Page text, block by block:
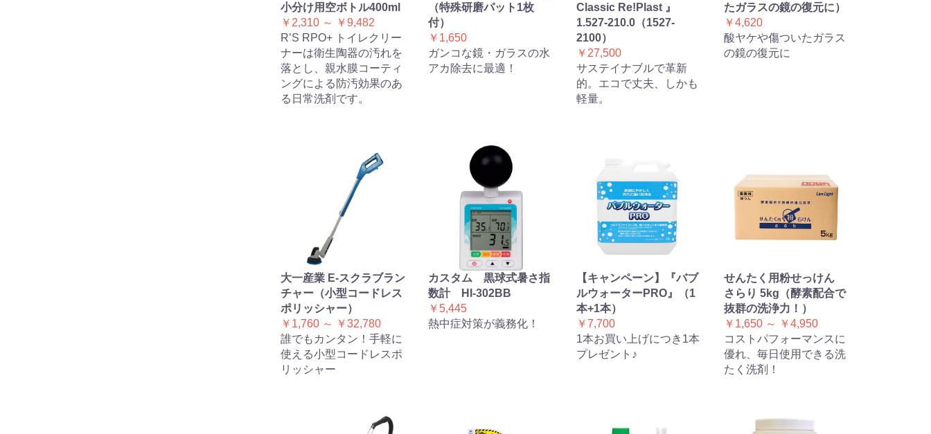
小分け用空ボトル400ml
￥2,310 ～ ￥9,482
R’S RPO+ トイレクリー
ナーは衛生陶器の汚れを
落とし、親水膜コーティ
ングによる防汚効果のあ
る日常洗剤です。
（特殊研磨パット1枚
付）
￥1,650
ガンコな鏡・ガラスの水
アカ除去に最適！
Classic Re!Plast 』
1.527-210.0（1527-
2100）
￥27,500
サステイナブルで革新
的。エコで丈夫、しかも
軽量。
たガラスの鏡の復元に）
￥4,620
酸ヤケや傷ついたガラス
の鏡の復元に
大一産業 E-スクラブラン
チャー（小型コードレス
ポリッシャー）
￥1,760 ～ ￥32,780
誰でもカンタン！手軽に
使える小型コードレスポ
リッシャー
カスタム 黒球式暑さ指
数計 HI-302BB
￥5,445
熱中症対策が義務化！
【キャンペーン】『バブ
ルウォーターPRO』（1
本+1本）
￥7,700
1本お買い上げにつき1本
プレゼント♪
せんたく用粉せっけん
さらり 5kg（酵素配合で
抜群の洗浄力！）
￥1,650 ～ ￥4,950
コストパフォーマンスに
優れ、毎日使用できる洗
たく洗剤！